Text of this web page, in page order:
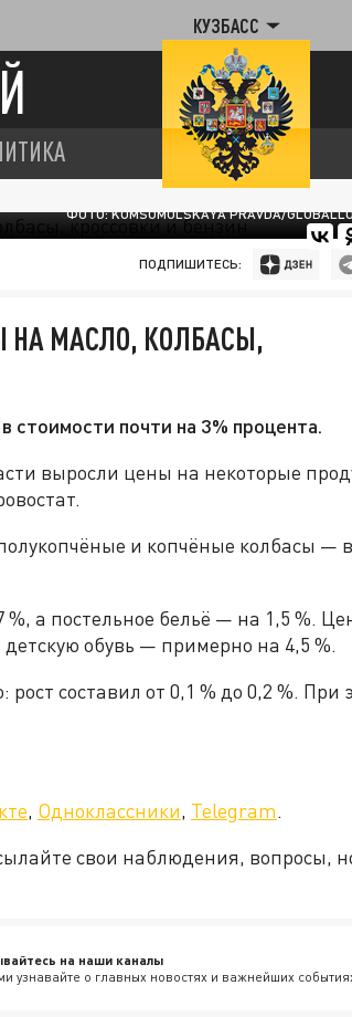
КУЗБАСС
ФОТО: KOMSOMOLSKAYA PRAVDA/
ПОДПИШИТЕСЬ:
НА МАСЛО, КОЛБАСЫ,
стоимости почти на 3% процента.
выросли цены на некоторые
и копчёные колбасы — в
а постельное бельё — на 1,5 %.
обувь — примерно на 4,5 %.
составил от 0,1 % до 0,2 %. При
, Одноклассники, Telegram.
свои наблюдения, вопросы,
на наши каналы
узнавайте о главных новостях и важнейших